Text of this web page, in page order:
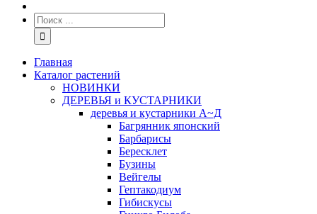
Главная
Каталог растений
НОВИНКИ
ДЕРЕВЬЯ и КУСТАРНИКИ
деревья и кустарники А~Д
Багрянник японский
Барбарисы
Бересклет
Бузины
Вейгелы
Гептакодиум
Гибискусы